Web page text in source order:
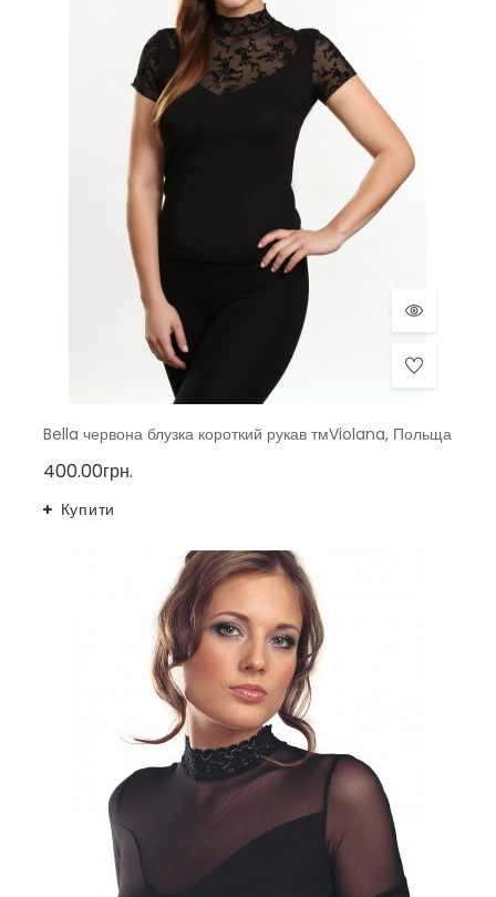
Bella червона блузка короткий рукав тмViolana, Польща
400.00грн.
Купити